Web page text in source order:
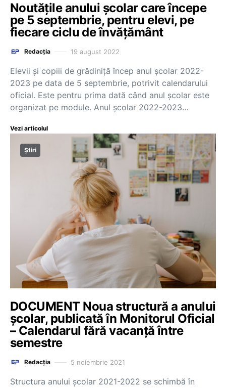
Noutățile anului școlar care începe
pe 5 septembrie, pentru elevi, pe
fiecare ciclu de învățământ
Redacția 19 august 2022
Elevii și copiii de grădiniță încep anul școlar 2022-
2023 pe data de 5 septembrie, potrivit calendarului
oficial. Este pentru prima dată când anul școlar este
organizat pe module. Anul școlar 2022-2023…
Vezi articolul
Știri
DOCUMENT Noua structură a anului
școlar, publicată în Monitorul Oficial
– Calendarul fără vacanță între
semestre
Redacția 5 noiembrie 2021
Structura anului școlar 2021-2022 se schimbă în